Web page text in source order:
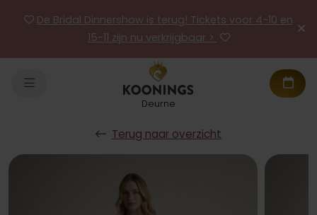
De Bridal Dinnershow is terug! Tickets voor 4-10 en
15-11 zijn nu verkrijgbaar >
Deurne
Terug naar overzicht